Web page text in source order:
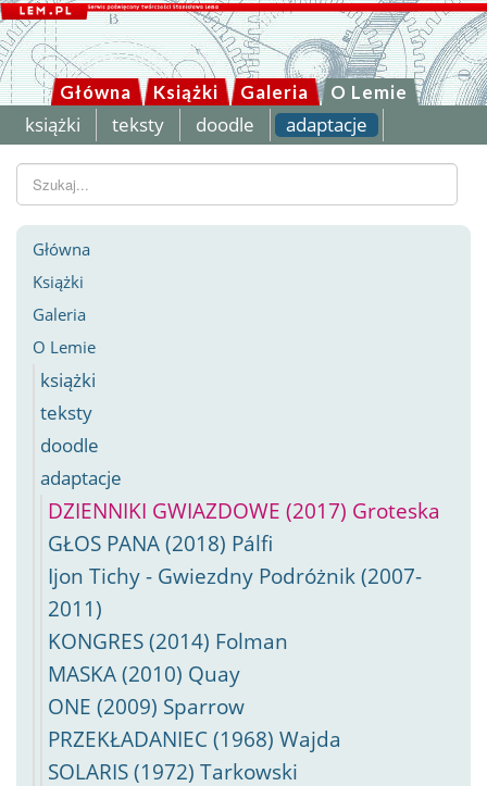
Główna Książki Galeria O Lemie
książki teksty doodle adaptacje
Szukaj...
Główna
Książki
Galeria
O Lemie
książki
teksty
doodle
adaptacje
DZIENNIKI GWIAZDOWE (2017) Groteska
GŁOS PANA (2018) Pálfi
Ijon Tichy - Gwiezdny Podróżnik (2007-
2011)
KONGRES (2014) Folman
MASKA (2010) Quay
ONE (2009) Sparrow
PRZEKŁADANIEC (1968) Wajda
SOLARIS (1972) Tarkowski